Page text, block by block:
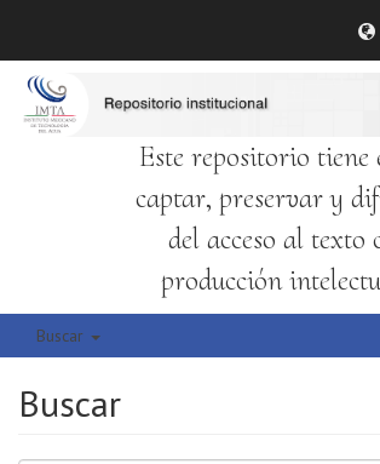
Este repositorio tiene
captar, preservar y
del acceso al texto
producción
Buscar
Buscar